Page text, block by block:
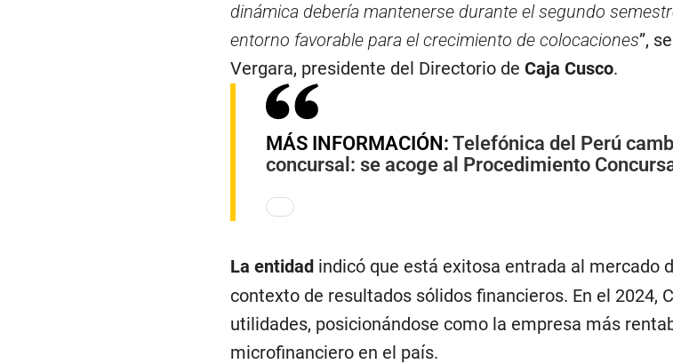
dinámica debería mantenerse durante el segundo
entorno favorable para el crecimiento de colocaciones”,
Vergara, presidente del Directorio de Caja Cusco.
MÁS INFORMACIÓN: Telefónica del Perú
concursal: se acoge al Procedimiento
La entidadindicó que está exitosa entrada al mercado
contexto de resultados sólidos financieros. En el 2024,
utilidades, posicionándose como la empresa más
microfinanciero en el país.